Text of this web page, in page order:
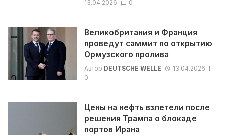
13.04.2026
0
Великобритания и Франция
проведут саммит по открытию
Ормузского пролива
Автор DEUTSCHE WELLE
13.04.2026
0
Цены на нефть взлетели после
решения Трампа о блокаде
портов Ирана